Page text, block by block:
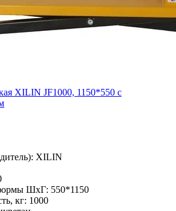
XILIN JF1000, 1150*550 c
XILIN
ШxГ: 550*1150
кг: 1000